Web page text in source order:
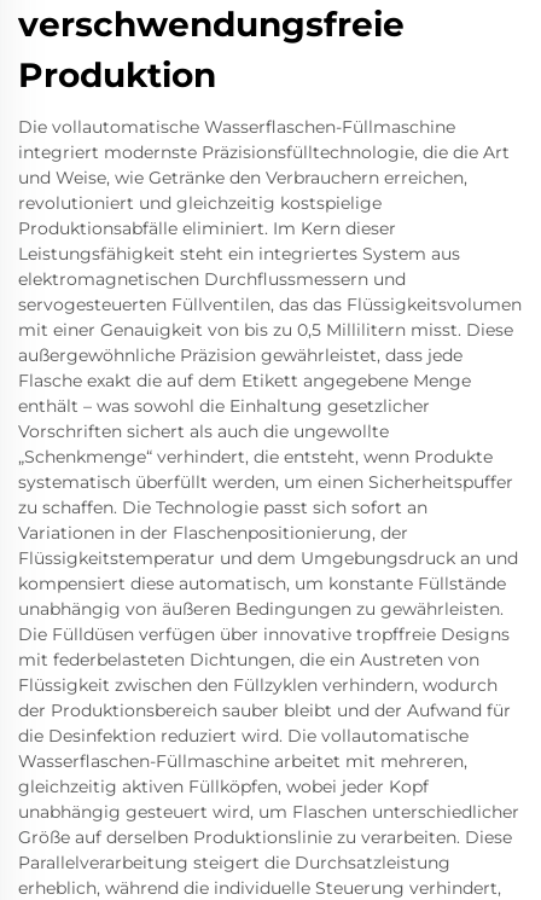
verschwendungsfreie
Produktion
Die vollautomatische Wasserflaschen-Füllmaschine
integriert modernste Präzisionsfülltechnologie, die die Art
und Weise, wie Getränke den Verbrauchern erreichen,
revolutioniert und gleichzeitig kostspielige
Produktionsabfälle eliminiert. Im Kern dieser
Leistungsfähigkeit steht ein integriertes System aus
elektromagnetischen Durchflussmessern und
servogesteuerten Füllventilen, das das Flüssigkeitsvolumen
mit einer Genauigkeit von bis zu 0,5 Millilitern misst. Diese
außergewöhnliche Präzision gewährleistet, dass jede
Flasche exakt die auf dem Etikett angegebene Menge
enthält – was sowohl die Einhaltung gesetzlicher
Vorschriften sichert als auch die ungewollte
„Schenkmenge“ verhindert, die entsteht, wenn Produkte
systematisch überfüllt werden, um einen Sicherheitspuffer
zu schaffen. Die Technologie passt sich sofort an
Variationen in der Flaschenpositionierung, der
Flüssigkeitstemperatur und dem Umgebungsdruck an und
kompensiert diese automatisch, um konstante Füllstände
unabhängig von äußeren Bedingungen zu gewährleisten.
Die Fülldüsen verfügen über innovative tropffreie Designs
mit federbelasteten Dichtungen, die ein Austreten von
Flüssigkeit zwischen den Füllzyklen verhindern, wodurch
der Produktionsbereich sauber bleibt und der Aufwand für
die Desinfektion reduziert wird. Die vollautomatische
Wasserflaschen-Füllmaschine arbeitet mit mehreren,
gleichzeitig aktiven Füllköpfen, wobei jeder Kopf
unabhängig gesteuert wird, um Flaschen unterschiedlicher
Größe auf derselben Produktionslinie zu verarbeiten. Diese
Parallelverarbeitung steigert die Durchsatzleistung
erheblich, während die individuelle Steuerung verhindert,